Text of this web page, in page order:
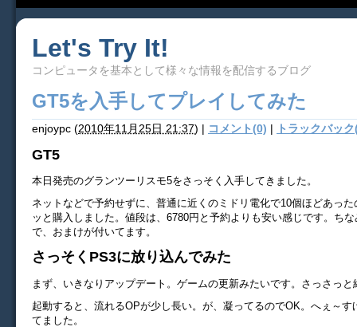
Let's Try It!
コンピュータを基本として様々な情報を配信するブログ
GT5を入手してプレイしてみた
enjoypc (2010年11月25日 21:37) | コメント(0) | トラックバッ
GT5
本日発売のグランツーリスモ5をさっそく入手してきました。
ネットなどで予約せずに、普通に近くのミドリ電化で10個ほどあっ
ッと購入しました。値段は、6780円と予約よりも安い感じです。ち
で、おまけが付いてます。
さっそくPS3に放り込んでみた
まず、いきなりアップデート。ゲームの更新みたいです。さっさっと
起動すると、流れるOPが少し長い。が、凝ってるのでOK。へぇ～す
てました。